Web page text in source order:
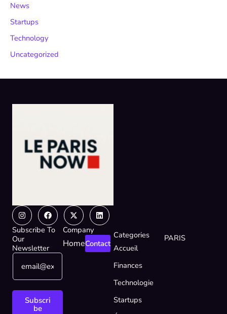
News
Startups
Technology
Uncategorized
InstagramFacebook
X-
twitter
Linkedin
Subscribe To
Our
Newsletter
E
a
E
a
Subscri
be
Company
HomeContact
Categories
Accueil
Finances
Technologie
Startups
PARIS